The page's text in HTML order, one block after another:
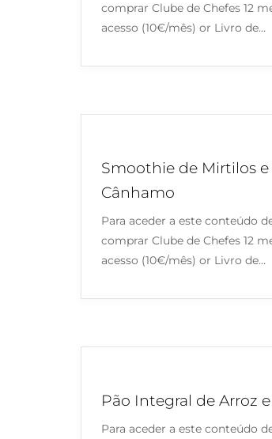
comprar Clube de Chefes 12
acesso (10€/mês) or Livro de…
Smoothie de Mirtilos e
Cânhamo
Para aceder a este conteúdo
comprar Clube de Chefes 12
acesso (10€/mês) or Livro de…
Pão Integral de Arroz
Para aceder a este conteúdo